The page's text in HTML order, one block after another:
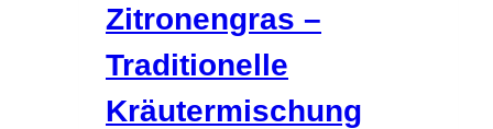
Produktseite
Zitronengras –
Traditionelle
Kräutermischung